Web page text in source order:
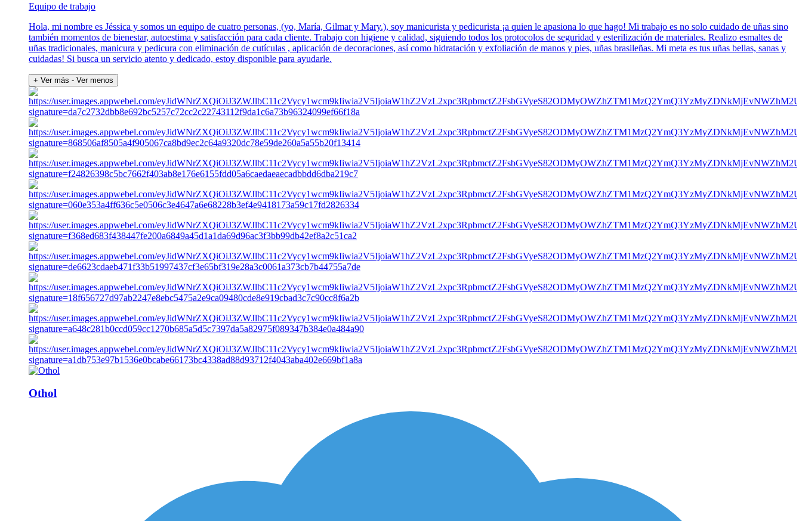
Equipo de trabajo
Hola, mi nombre es Jéssica y somos un equipo de cuatro personas, (yo, María, Gilmar y Mary.), soy manicurista y pedicurista ¡a quien le apasiona lo que hago! Mi trabajo es no solo cuidado de uñas sino
también momentos de bienestar, autoestima y satisfacción para cada cliente. Trabajo con higiene y calidad, siguiendo todos los protocolos de seguridad y esterilización de materiales. Realizo esmaltes de
uñas tradicionales, manicura y pedicura con eliminación de cutículas , aplicación de decoraciones, así como hidratación y exfoliación de manos y pies, uñas brasileñas. Mi meta es tus uñas bellas, sanas y
cuidadas! Si busca un servicio atento y dedicado, estoy disponible para ayudarle.
+ Ver más - Ver menos
Othol